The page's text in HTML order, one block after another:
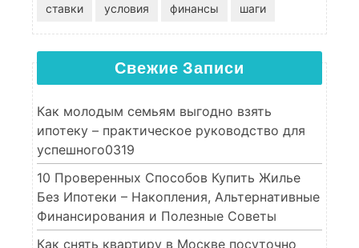
ставки условия финансы шаги
Свежие Записи
Как молодым семьям выгодно взять
ипотеку – практическое руководство для
успешного0319
10 Проверенных Способов Купить Жилье
Без Ипотеки – Накопления, Альтернативные
Финансирования и Полезные Советы
Как снять квартиру в Москве посуточно